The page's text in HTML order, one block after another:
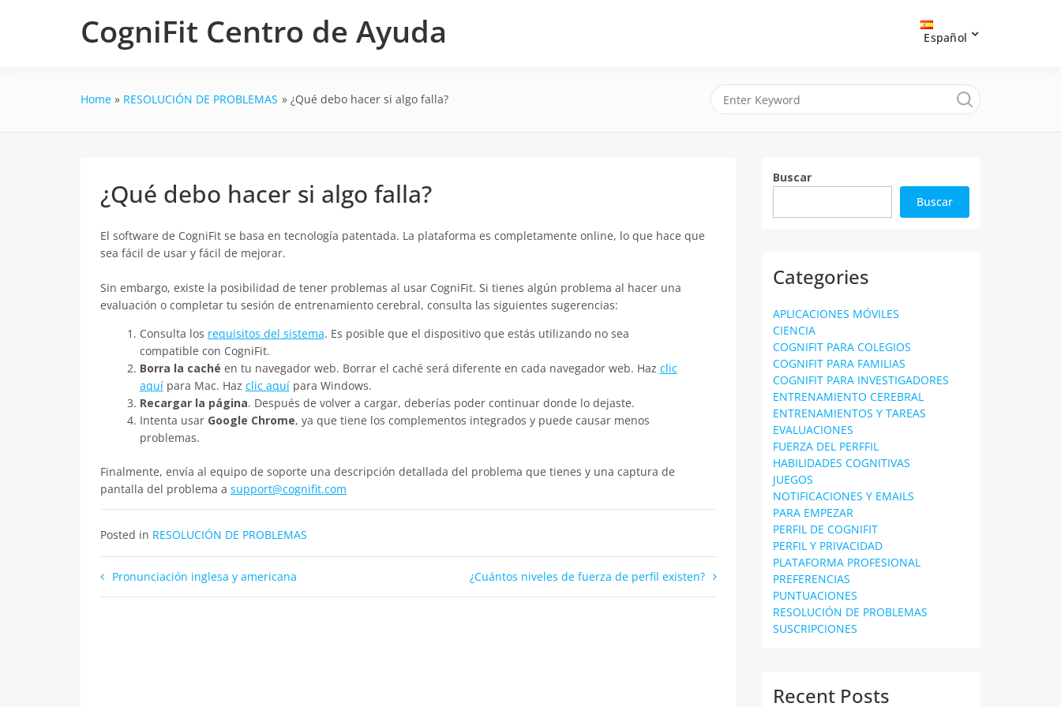
CogniFit Centro de Ayuda Español
Home RESOLUCIÓN DE PROBLEMAS ¿Qué debo hacer si algo falla?
¿Qué debo hacer si algo falla?
El software de CogniFit se basa en tecnología patentada. La plataforma es completamente online, lo que hace que
sea fácil de usar y fácil de mejorar.
Sin embargo, existe la posibilidad de tener problemas al usar CogniFit. Si tienes algún problema al hacer una
evaluación o completar tu sesión de entrenamiento cerebral, consulta las siguientes sugerencias:
Consulta los requisitos del sistema. Es posible que el dispositivo que estás utilizando no sea
compatible con CogniFit.
Borra la caché en tu navegador web. Borrar el caché será diferente en cada navegador web. Haz clic
aquípara Mac. Haz clic aquípara Windows.
Recargar la página. Después de volver a cargar, deberías poder continuar donde lo dejaste.
Intenta usar Google Chrome, ya que tiene los complementos integrados y puede causar menos
problemas.
Finalmente, envía al equipo de soporte una descripción detallada del problema que tienes y una captura de
pantalla del problema a support@cognifit.com
Posted in RESOLUCIÓN DE PROBLEMAS
Navegación
de
Pronunciación inglesa y americana ¿Cuántos niveles de fuerza de perfil existen?
Buscar
Buscar
Categories
APLICACIONES MÓVILES
CIENCIA
COGNIFIT PARA COLEGIOS
COGNIFIT PARA FAMILIAS
COGNIFIT PARA INVESTIGADORES
ENTRENAMIENTO CEREBRAL
ENTRENAMIENTOS Y TAREAS
EVALUACIONES
FUERZA DEL PERFFIL
HABILIDADES COGNITIVAS
JUEGOS
NOTIFICACIONES Y EMAILS
PARA EMPEZAR
PERFIL DE COGNIFIT
PERFIL Y PRIVACIDAD
PLATAFORMA PROFESIONAL
PREFERENCIAS
PUNTUACIONES
RESOLUCIÓN DE PROBLEMAS
SUSCRIPCIONES
Recent Posts